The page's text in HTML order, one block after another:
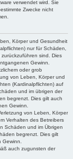
verwendet wird. Sie
Zwecke nicht
Körper und Gesundheit
nur für Schäden,
sind. Dies
Gewinn.
oder grob
von Leben, Körper und
(Kardinalpflichten) auf
und im übrigen der
begrenzt. Dies gilt auch
Gewinn.
von Leben, Körper
Verhalten des Betreibers
Schäden und im Übrigen
begrenzt. Dies gilt
auch zugunsten der